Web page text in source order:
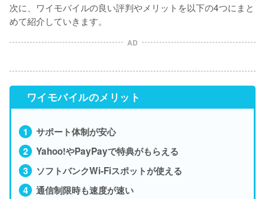
次に、ワイモバイルの良い評判やメリットを以下の4つにまと
めて紹介していきます。
AD
ワイモバイルのメリット
サポート体制が安心
Yahoo!やPayPayで特典がもらえる
ソフトバンクWi-Fiスポットが使える
通信制限時も速度が速い